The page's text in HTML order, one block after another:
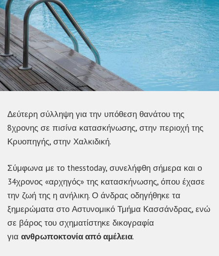
Δεύτερη σύλληψη για την υπόθεση θανάτου της
8χρονης σε πισίνα κατασκήνωσης, στην περιοχή της
Κρυοπηγής, στην Χαλκιδική.
Σύμφωνα με το thesstoday, συνελήφθη σήμερα και ο
34χρονος «αρχηγός» της κατασκήνωσης, όπου έχασε
την ζωή της η ανήλικη. Ο άνδρας οδηγήθηκε τα
ξημερώματα στο Αστυνομικό Τμήμα Κασσάνδρας, ενώ
σε βάρος του σχηματίστηκε δικογραφία
για ανθρωποκτονία από αμέλεια.